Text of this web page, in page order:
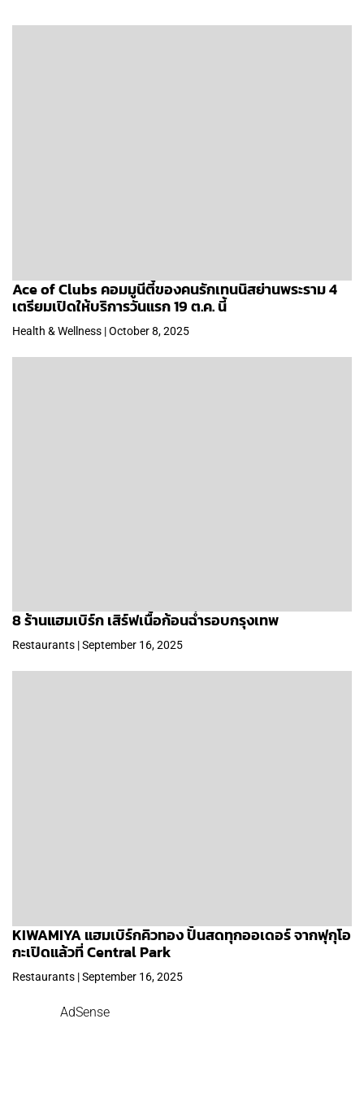
Ace of Clubs คอมมูนีตี้ของคนรักเทนนิสย่านพระราม 4
เตรียมเปิดให้บริการวันแรก 19 ต.ค. นี้
Health & Wellness | October 8, 2025
8 ร้านแฮมเบิร์ก เสิร์ฟเนื้อก้อนฉ่ำรอบกรุงเทพ
Restaurants | September 16, 2025
KIWAMIYA แฮมเบิร์กคิวทอง ปั้นสดทุกออเดอร์ จากฟุกุโอ
กะเปิดแล้วที่ Central Park
Restaurants | September 16, 2025
AdSense